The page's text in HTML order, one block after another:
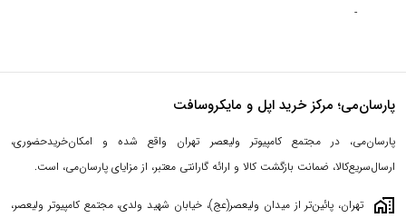
-
پارسان‌می؛ مرکز خرید اپل و مایکروسافت
پارسان‌می، در مجتمع کامپیوتر ولیعصر تهران واقع شده و امکان‌خریدحضوری،
ارسال‌سریع‌کالا، ضمانت بازگشت کالا و ارائه گارانتی معتبر، از مزایای پارسان‌می، است.
maps_home_work
تهران، پائین‌تر از میدان ولیعصر(عج)، خیابان شهید ولدی، مجتمع کامپیوتر ولیعصر،